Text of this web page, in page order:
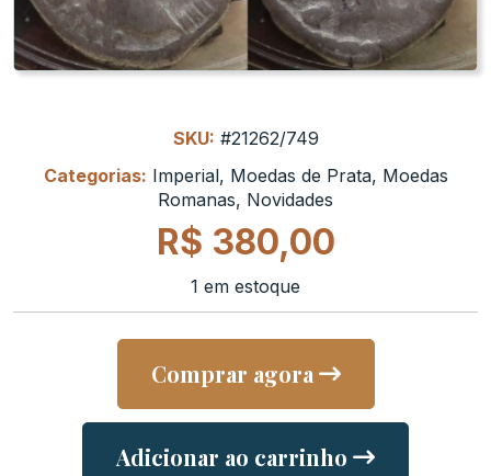
SKU: #21262/749
Categorias: Imperial, Moedas de Prata, Moedas
Romanas, Novidades
R$ 380,00
1 em estoque
Comprar agora
Adicionar ao carrinho